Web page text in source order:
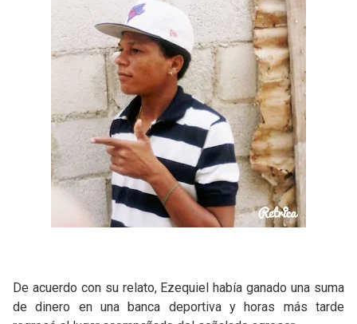
De acuerdo con su relato, Ezequiel había ganado una suma
de dinero en una banca deportiva y horas más tarde